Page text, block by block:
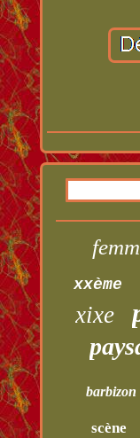
xxème
xixe
barbizon
scène